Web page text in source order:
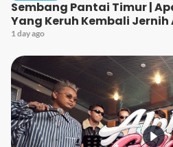
Sembang Pantai Timur |
Yang Keruh Kembali
1 day ago